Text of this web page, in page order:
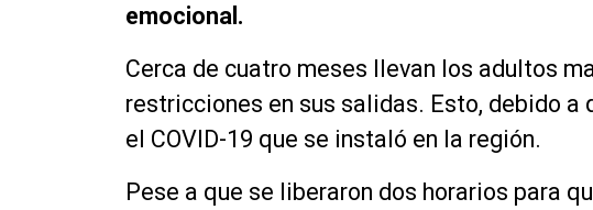
emocional.
Cerca de cuatro meses llevan los adultos
restricciones en sus salidas. Esto, debido a
el COVID-19 que se instaló en la región.
Pese a que se liberaron dos horarios para